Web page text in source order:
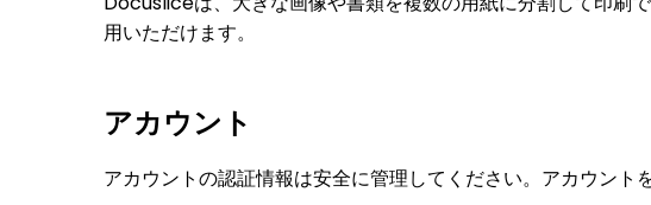
用いただけます。
アカウント
アカウントの認証情報は安全に管理してください。アカウント